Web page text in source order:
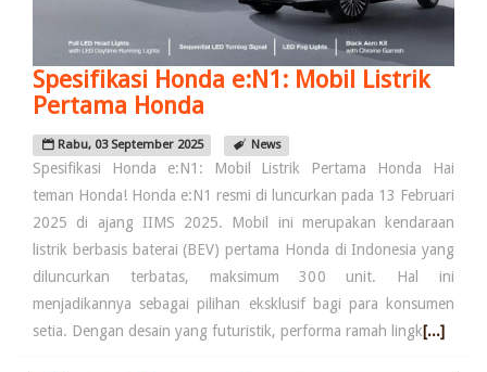
Spesifikasi Honda e:N1: Mobil Listrik
Pertama Honda
Rabu, 03 September 2025 News
Spesifikasi Honda e:N1: Mobil Listrik Pertama Honda Hai
teman Honda! Honda e:N1 resmi di luncurkan pada 13 Februari
2025 di ajang IIMS 2025. Mobil ini merupakan kendaraan
listrik berbasis baterai (BEV) pertama Honda di Indonesia yang
diluncurkan terbatas, maksimum 300 unit. Hal ini
menjadikannya sebagai pilihan eksklusif bagi para konsumen
setia. Dengan desain yang futuristik, performa ramah lingk[...]